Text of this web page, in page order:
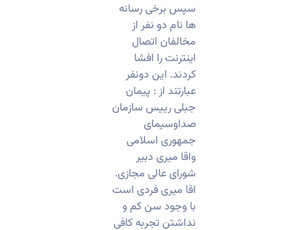
سپس برخی رسانه
ها نام دو نفر از
مخالفان اتصال
اینترنت را افشا
کردند. این دونفر
عبارتند از : پیمان
جبلی رییس سازمان
صداوسیمای
جمهوری اسلامی
واقا میری دبیر
شورای عالی مجازی.
اقا میری فردی است
با وجود سن کم و
نداشتن تجربه کافی